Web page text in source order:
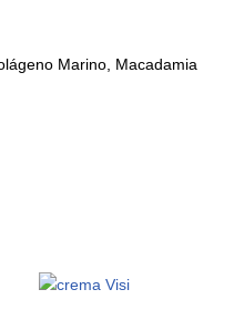
Marino, Macadamia